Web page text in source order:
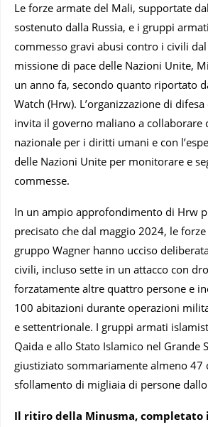
Le forze armate del Mali, supportate
sostenuto dalla Russia, e i gruppi
commesso gravi abusi contro i civili
missione di pace delle Nazioni Unite,
un anno fa, secondo quanto riportato
Watch (Hrw). L’organizzazione di
invita il governo maliano a collaborare
nazionale per i diritti umani e con
delle Nazioni Unite per monitorare e
commesse.
In un ampio approfondimento di Hrw
precisato che dal maggio 2024, le
gruppo Wagner hanno ucciso
civili, incluso sette in un attacco con
forzatamente altre quattro persone e
100 abitazioni durante operazioni
e settentrionale. I gruppi armati
Qaida e allo Stato Islamico nel Grande
giustiziato sommariamente almeno 47
sfollamento di migliaia di persone
Il ritiro della Minusma, completato